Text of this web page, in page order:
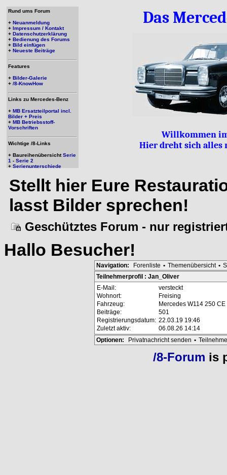
Rund ums Forum
+ Neuanmeldung
+ Impressum / Kontakt
+ Datenschutzerklärung
+ Bedienung des Forums
+ Bild einfügen
+ Neueste Beiträge
Features
+ Bilder-Galerie
+ /8-KnowHow
Links zu Mercedes-Benz
+ MB Ersatzteilportal incl.
Bilder + Preis
+ MB Betriebsstoff-
Vorschriften
Wichtige /8-Links
+ BaureihenübersichtSerie
1 - Serie 2
+ Serienunterschiede
Das
Willkommen
Hier dreht sich alles
Stellt hier Eure
lasst Bilder sprechen!
Geschütztes Forum - nur
Hallo Besucher!
Navigation: Forenliste • Themenübersicht •
Teilnehmerprofil : Jan_Oliver
E-Mail:
versteckt
Wohnort:
Freising
Fahrzeug:
Mercedes W114 250 CE
Beiträge:
501
Registrierungsdatum: 22.03.19 19:46
Zuletzt aktiv:
06.08.26 14:14
Optionen:
Privatnachricht senden •
/8-Forum is